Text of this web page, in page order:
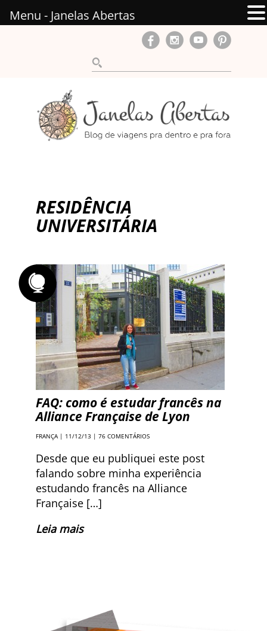
RESIDÊNCIA
UNIVERSITÁRIA
FAQ: como é estudar francês na
Alliance Française de Lyon
FRANÇA| 11/12/13 | 76 COMENTÁRIOS
Desde que eu publiquei este post
falando sobre minha experiência
estudando francês na Alliance
Française […]
Leia mais
Menu - Janelas Abertas